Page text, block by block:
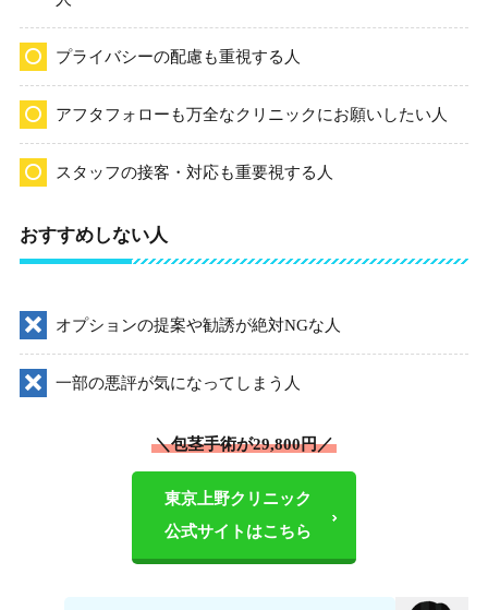
プライバシーの配慮も重視する人
アフタフォローも万全なクリニックにお願いしたい人
スタッフの接客・対応も重要視する人
おすすめしない人
オプションの提案や勧誘が絶対NGな人
一部の悪評が気になってしまう人
＼包茎手術が29,800円／
東京上野クリニック
公式サイトはこちら